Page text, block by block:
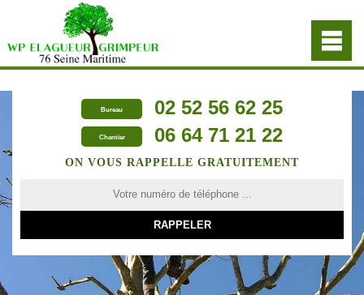
Bureau 02 52 56 62 25
Chantier 06 64 71 21 22
ON VOUS RAPPELLE GRATUITEMENT